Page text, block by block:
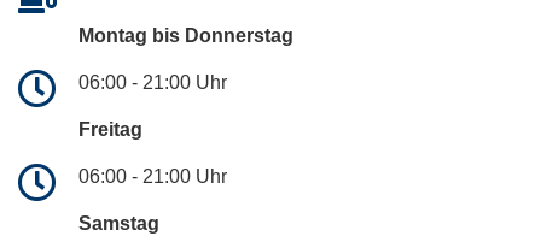
Montag bis Donnerstag
06:00 - 21:00 Uhr
Freitag
06:00 - 21:00 Uhr
Samstag